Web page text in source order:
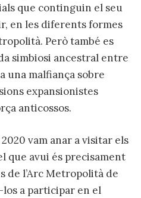
que continguin el seu
en les diferents formes
Però també es
simbiosi ancestral entre
una malfiança sobre
expansionistes
anticossos.
vam anar a visitar els
que avui és precisament
de l’Arc Metropolità de
a participar en el